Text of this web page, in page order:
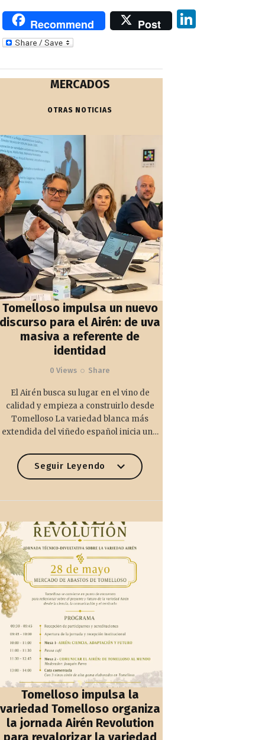
Recommend Post
MERCADOS
OTRAS NOTICIAS
Tomelloso impulsa un nuevo
discurso para el Airén: de uva
masiva a referente de
identidad
0 Views Share
El Airén busca su lugar en el vino de
calidad y empieza a construirlo desde
Tomelloso La variedad blanca más
extendida del viñedo español inicia un…
Seguir Leyendo
Tomelloso impulsa la
variedad Tomelloso organiza
la jornada Airén Revolution
para revalorizar la variedad